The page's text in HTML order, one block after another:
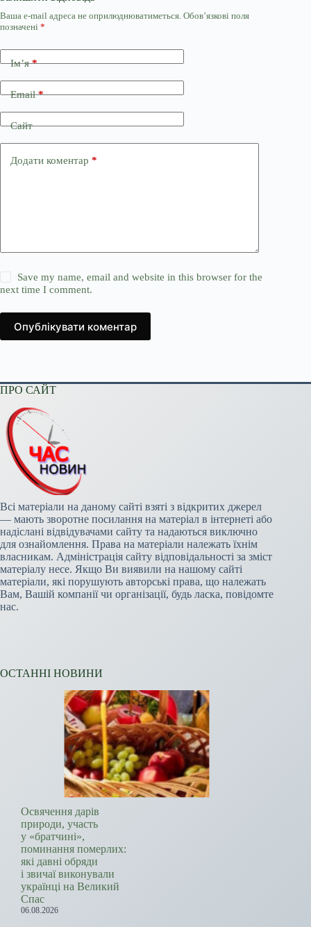
Ваша e-mail адреса не оприлюднюватиметься. Обов’язкові поля
позначені *
Ім’я*
Email*
Сайт
Додати коментар *
Save my name, email and website in this browser for the
next time I comment.
Опублікувати коментар
ПРО САЙТ
Всі матеріали на даному сайті взяті з відкритих джерел
— мають зворотне посилання на матеріал в інтернеті або
надіслані відвідувачами сайту та надаються виключно
для ознайомлення. Права на матеріали належать їхнім
власникам. Адміністрація сайту відповідальності за зміст
матеріалу несе. Якщо Ви виявили на нашому сайті
матеріали, які порушують авторські права, що належать
Вам, Вашій компанії чи організації, будь ласка, повідомте
нас.
ОСТАННІ НОВИНИ
Освячення дарів
природи, участь
у «братчині»,
поминання померлих:
які давні обряди
і звичаї виконували
українці на Великий
Спас
06.08.2026